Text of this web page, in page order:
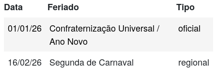
Data
Feriado
Tipo
01/01/26
Confraternização Universal /
Ano Novo
oficial
16/02/26 Segunda de Carnaval
regional